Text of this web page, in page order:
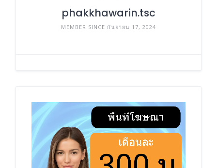
phakkhawarin.tsc
MEMBER SINCE กันยายน 17, 2024